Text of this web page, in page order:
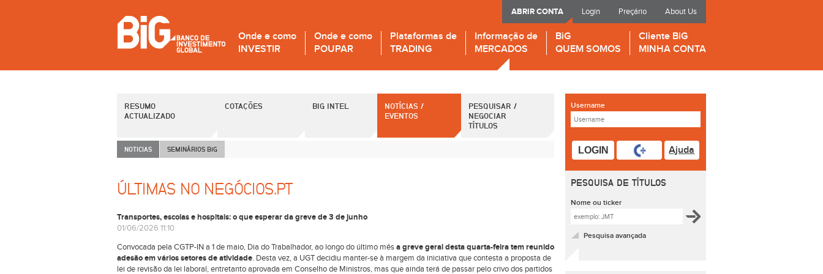
Login Preçário About Us
ABRIR CONTA
Onde e como
INVESTIR
Onde e como
POUPAR
Plataformas de
TRADING
Informação de
MERCADOS
BiG
QUEM SOMOS
Cliente BiG
MINHA CONTA
RESUMO
ACTUALIZADO
COTAÇÕES BIG INTEL
NOTÍCIAS /
EVENTOS
PESQUISAR /
NEGOCIAR
TÍTULOS
NOTICIAS SEMINÁRIOS BiG
ÚLTIMAS NO NEGÓCIOS.PT
Transportes, escolas e hospitais: o que esperar da greve de 3 de junho
01/06/2026 11:10
Convocada pela CGTP-IN a 1 de maio, Dia do Trabalhador, ao longo do último mêsa greve geral desta quarta-feira tem reunido
adesão em vários setores de atividade. Desta vez, a UGT decidiu manter-se à margem da iniciativa que contesta a proposta de
lei de revisão da lei laboral, entretanto aprovada em Conselho de Ministros, mas que ainda terá de passar pelo crivo dos partidos
Username
LOGIN Ajuda
PESQUISA DE TÍTULOS
Nome ou ticker
Pesquisa avançada